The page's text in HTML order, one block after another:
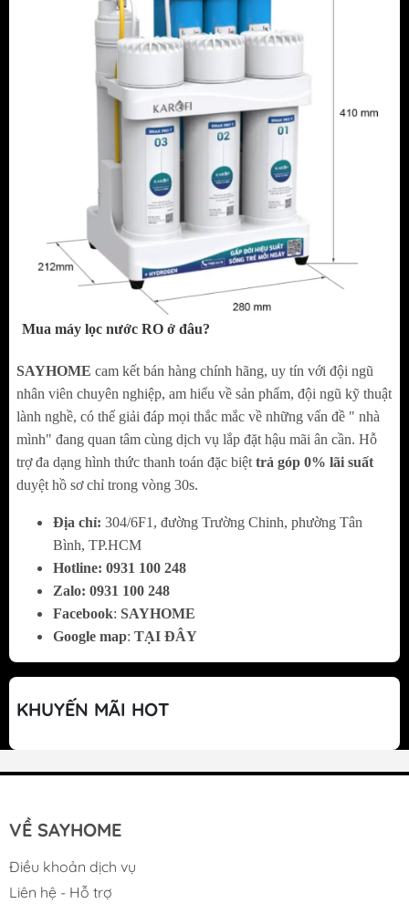
MÀNG RO NGUYÊN KHỐI SẢN XUẤT TẠI
MỸ
Màng RO 50 GPD nguyên khối sản xuất tại Mỹ
lọc sạch đến 99,99% virus, vi khuẩn, ion kim loại
nặng và chất độc hại, tạo nguồn nước chuẩn tinh
khiết. Công suất lọc lên đến 10 lít/giờ, tỷ lệ thu
hồi nước tinh khiết đạt tới 40%
TĂNG CƯỜNG HYDROGEN - SỐNG TRẺ
MỖI NGÀY
Hệ lõi chức năng thay nhanh gồm Mineral, Far
Infrared, Tourmaline, Hydrogen, T33-GAC, Nano
tăng cường sức khỏe, sống trẻ mỗi ngày.
Mua máy lọc nước RO ở đâu?
SAYHOME cam kết bán hàng chính hãng, uy tín với đội ngũ
nhân viên chuyên nghiệp, am hiểu về sản phẩm, đội ngũ kỹ thuật
lành nghề, có thể giải đáp mọi thắc mắc về những vấn đề " nhà
mình" đang quan tâm cùng dịch vụ lắp đặt hậu mãi ân cần. Hỗ
trợ đa dạng hình thức thanh toán đặc biệt trả góp 0% lãi suất
duyệt hồ sơ chỉ trong vòng 30s.
Địa chỉ: 304/6F1, đường Trường Chinh, phường Tân
Bình, TP.HCM
Hotline: 0931 100 248
Zalo: 0931 100 248
Facebook: SAYHOME
Google map: TẠI ĐÂY
KHUYẾN MÃI HOT
VỀ SAYHOME
Điều khoản dịch vụ
Liên hệ - Hỗ trợ